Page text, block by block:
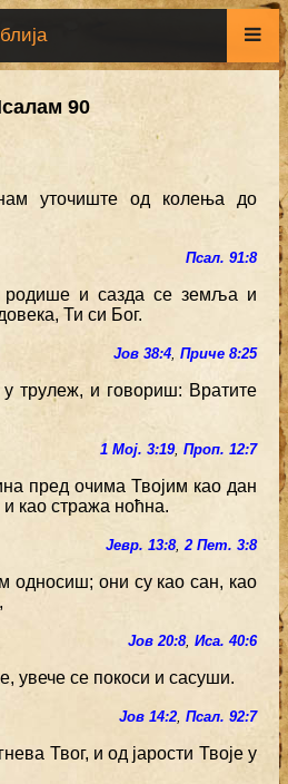
90
уточиште од колења до
Псал. 91:8
родише и сазда се земља и
Ти си Бог.
Јов 38:4, Приче 8:25
трулеж, и говориш: Вратите
1 Мој. 3:19, Проп. 12:7
пред очима Твојим као дан
као стража ноћна.
Јевр. 13:8,2 Пет. 3:8
односиш; они су као сан, као
Јов 20:8, Иса. 40:6
увече се покоси и сасуши.
Јов 14:2, Псал. 92:7
Твог, и од јарости Твоје у